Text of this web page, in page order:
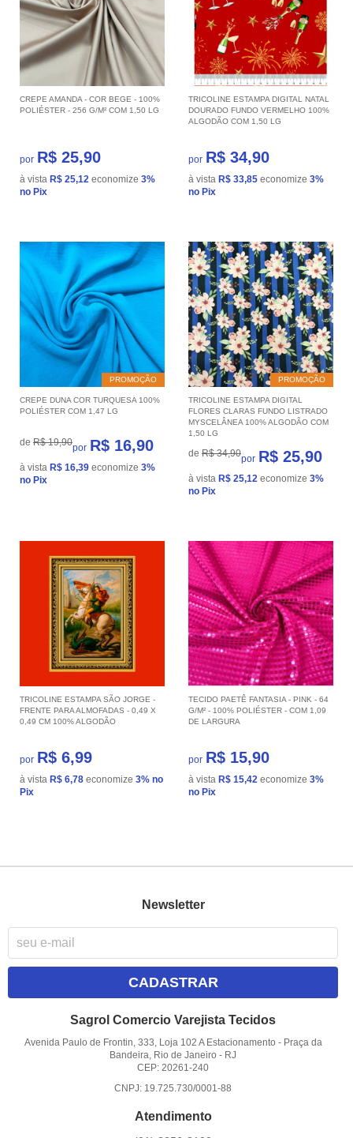
CREPE AMANDA - COR BEGE - 100%
POLIÉSTER - 256 G/M² COM 1,50 LG
por R$ 25,90
à vista R$ 25,12 economize 3%
no Pix
TRICOLINE ESTAMPA DIGITAL NATAL
DOURADO FUNDO VERMELHO 100%
ALGODÃO COM 1,50 LG
por R$ 34,90
à vista R$ 33,85 economize 3%
no Pix
PROMOÇÃO
CREPE DUNA COR TURQUESA 100%
POLIÉSTER COM 1,47 LG
de R$ 19,90por R$ 16,90
à vista R$ 16,39 economize 3%
no Pix
PROMOÇÃO
TRICOLINE ESTAMPA DIGITAL
FLORES CLARAS FUNDO LISTRADO
MYSCELÂNEA 100% ALGODÃO COM
1,50 LG
de R$ 34,90por R$ 25,90
à vista R$ 25,12 economize 3%
no Pix
TRICOLINE ESTAMPA SÃO JORGE -
FRENTE PARA ALMOFADAS - 0,49 X
0,49 CM 100% ALGODÃO
por R$ 6,99
à vista R$ 6,78 economize 3% no
Pix
TECIDO PAETÊ FANTASIA - PINK - 64
G/M² - 100% POLIÉSTER - COM 1,09
DE LARGURA
por R$ 15,90
à vista R$ 15,42 economize 3%
no Pix
Newsletter
CADASTRAR
Sagrol Comercio Varejista Tecidos
Avenida Paulo de Frontin, 333, Loja 102 A Estacionamento - Praça da
Bandeira, Rio de Janeiro - RJ
CEP: 20261-240
CNPJ: 19.725.730/0001-88
Atendimento